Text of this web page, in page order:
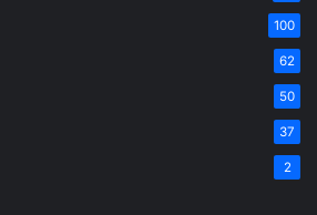
100
62
50
37
2